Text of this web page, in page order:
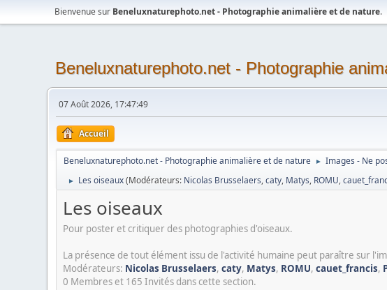
Bienvenue sur Beneluxnaturephoto.net - Photographie animalière et de nature.
Beneluxnaturephoto.net - Photographie
07 Août 2026, 17:47:49
Accueil
Beneluxnaturephoto.net - Photographie animalière et de nature ► Images - Ne
► Les oiseaux(Modérateurs: Nicolas Brusselaers,caty, Matys, ROMU,
Les oiseaux
Pour poster et critiquer des photographies d'oiseaux.
La présence de tout élément issu de l'activité humaine peut paraître sur
Modérateurs: Nicolas Brusselaers,caty, Matys, ROMU,cauet_francis,
0 Membres et 165 Invités dans cette section.